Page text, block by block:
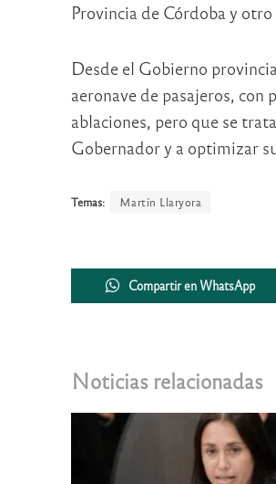
Provincia de Córdoba y
Desde el Gobierno
aeronave de pasajeros, con
ablaciones, pero que se
Gobernador y a optimizar
Temas: Martín Llaryora
Compartir en WhatsApp
Noticias relacionadas